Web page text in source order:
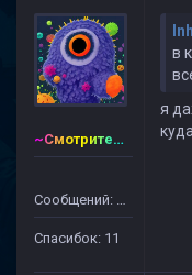
~Смотритель~CSDM ©
Сообщений: 65
Спасибок: 11
в
я